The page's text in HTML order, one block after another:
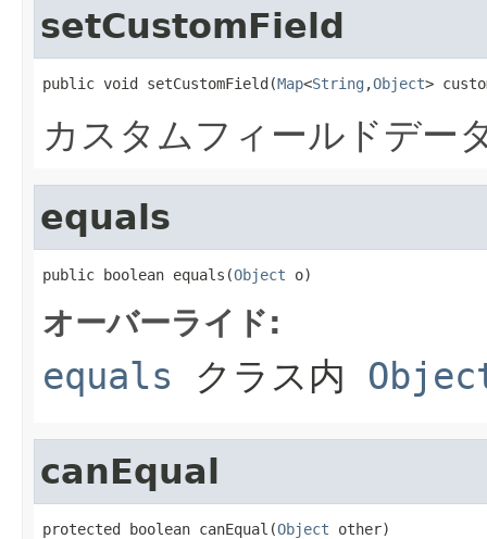
setCustomField
public void setCustomField(Map<String ,Object>
カスタムフィールドデー
equals
public boolean equals(Object o)
オーバーライド:
equals クラス内
canEqual
protected boolean canEqual(Object other)